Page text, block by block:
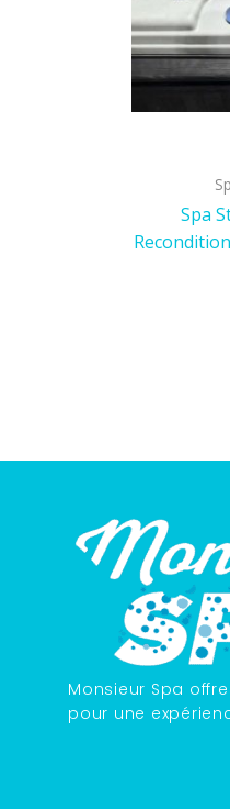
Spa
Monsieur Spa
pour une